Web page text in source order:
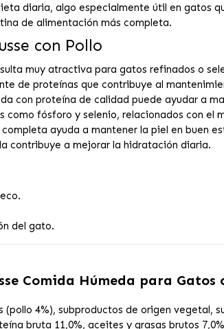
diaria, algo especialmente útil en gatos
de alimentación más completa.
con Pollo
muy atractiva para gatos refinados o
de proteínas que contribuye al
con proteína de calidad puede ayudar a
como fósforo y selenio, relacionados con el
ayuda a mantener la piel en buen
contribuye a mejorar la hidratación diaria.
del gato.
Comida Húmeda para Gatos
(pollo 4%), subproductos de origen vegetal,
bruta 11,0%, aceites y grasas brutos